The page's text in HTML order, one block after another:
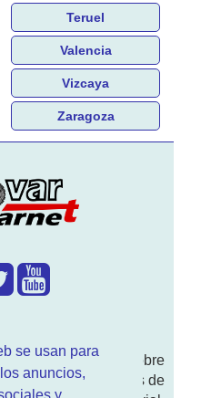
se usan para
anuncios,
Teruel
Valencia
Vizcaya
Zaragoza
Te contamos sobre
de conducir, noticias de